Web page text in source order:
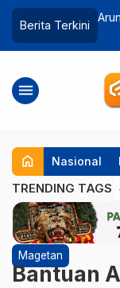
Berita Terkini
Stunting
menu
home Nasional
TRENDING TAGS
Magetan
Bantuan